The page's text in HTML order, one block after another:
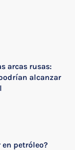
arcas rusas:
alcanzar
petróleo?